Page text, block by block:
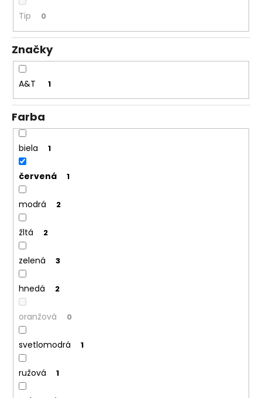
Tip 0
Značky
A&T 1
Farba
biela 1
červená 1
modrá 2
žltá 2
zelená 3
hnedá 2
oranžová 0
svetlomodrá 1
ružová 1
á
j
s
ť
?
O
d
p
o
ú
a
m